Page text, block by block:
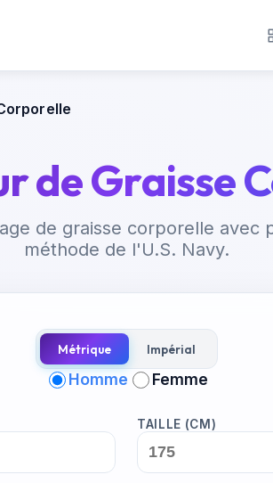
de Graisse
de graisse corporelle avec
méthode de l'U.S. Navy.
Métrique Impérial
Homme Femme
TAILLE (CM )